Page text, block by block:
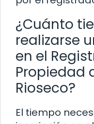
¿Cuánto
realizarse
en el
Propiedad
Rioseco?
El tiempo